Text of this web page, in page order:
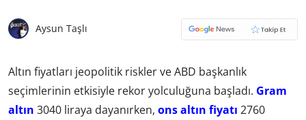
Aysun Taşlı
Altın fiyatları jeopolitik riskler ve ABD başkanlık
seçimlerinin etkisiyle rekor yolculuğuna başladı. Gram
altın 3040 liraya dayanırken, ons altın fiyatı 2760